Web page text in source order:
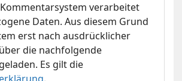
Kommentarsystem verarbeitet
Daten. Aus diesem Grund
erst nach ausdrücklicher
die nachfolgende
Es gilt die